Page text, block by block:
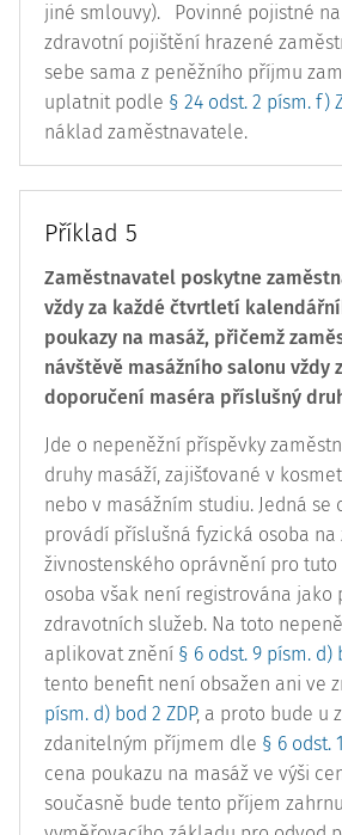
jiné smlouvy).
Povinné pojistné
zdravotní pojištění hrazené
sebe sama z peněžního příjmu
uplatnit podle § 24 odst. 2 písm. f)
náklad zaměstnavatele.
Příklad 5
Zaměstnavatel poskytne
vždy za každé čtvrtletí
poukazy na masáž, přičemž
návštěvě masážního salonu vždy
doporučení maséra příslušný
Jde o nepeněžní příspěvky
druhy masáží, zajišťované v
nebo v masážním studiu. Jedná se
provádí příslušná fyzická osoba na
živnostenského oprávnění pro tuto
osoba však není registrována jako
zdravotních služeb. Na toto
aplikovat znění § 6 odst. 9 písm. d)
tento benefit není obsažen ani ve
písm. d) bod 2 ZDP, a proto bude u
zdanitelným příjmem dle § 6 odst.
cena poukazu na masáž ve výši
současně bude tento příjem